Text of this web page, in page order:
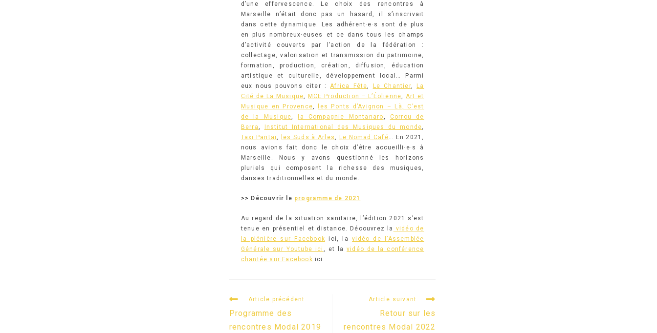
d’une effervescence. Le choix des rencontres à
Marseille n’était donc pas un hasard, il s’inscrivait
dans cette dynamique. Les adhérent·e·s sont de plus
en plus nombreux·euses et ce dans tous les champs
d’activité couverts par l’action de la fédération :
collectage, valorisation et transmission du patrimoine,
formation, production, création, diffusion, éducation
artistique et culturelle, développement local… Parmi
eux nous pouvons citer :Africa Fête, Le Chantier,
La
Cité de La Musique, MCE Production – L’Éolienne, Art et
Musique en Provence,
les Ponts d’Avignon – Là, C’est
de la Musique, la Compagnie Montanaro , Corrou de
Berra , Institut International des Musiques du monde,
Taxi Pantaï, les Suds à Arles , Le Nomad Café… En 2021,
nous avions fait donc le choix d’être accueilli·e·s à
Marseille. Nous y avons questionné les horizons
pluriels qui composent la richesse des musiques,
danses traditionnelles et du monde.
>> Découvrir le programme de 2021
Au regard de la situation sanitaire, l’édition 2021 s’est
tenue en présentiel et distance. Découvrez la vidéo de
la plénière sur Facebook ici, lavidéo de l’Assemblée
Générale sur Youtube ici , et lavidéo de la conférence
chantée sur Facebook ici.
READ
ARTICLES
Article précédent
Programme des
rencontres Modal 2019
Article suivant
Retour sur les
rencontres Modal 2022